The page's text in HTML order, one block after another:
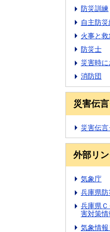
防災訓練
自主防
火事と救
防災士
災害時
消防団
災害伝
災害伝
外部リン
気象庁
兵庫県
兵庫県
害対策情
気象情報